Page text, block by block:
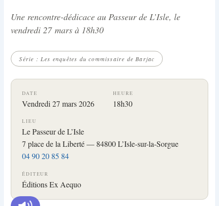
Une rencontre-dédicace au Passeur de L’Isle, le
vendredi 27 mars à 18h30
Série : Les enquêtes du commissaire de Barjac
DATE
Vendredi 27 mars 2026
HEURE
18h30
LIEU
Le Passeur de L’Isle
7 place de la Liberté — 84800 L’Isle-sur-la-Sorgue
04 90 20 85 84
ÉDITEUR
Éditions Ex Aequo